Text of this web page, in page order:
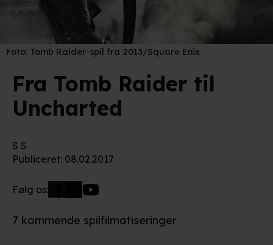
Foto: Tomb Raider-spil fra 2013/Square Enix
Fra Tomb Raider til
Uncharted
S S
Publiceret: 08.02.2017
Følg os:
7 kommende spilfilmatiseringer